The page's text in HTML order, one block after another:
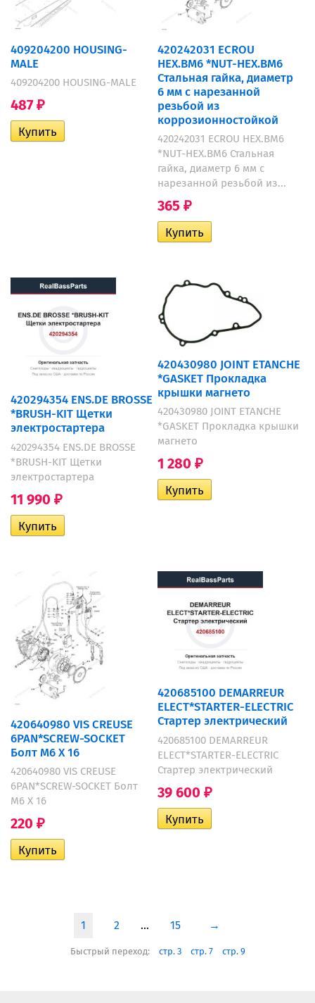
409204200 HOUSING-
MALE
409204200 HOUSING-MALE
487 ₽
420242031 ECROU
HEX.BM6 *NUT-HEX.BM6
Стальная гайка, диаметр
6 мм с нарезанной
резьбой из
коррозионностойкой
420242031 ECROU HEX.BM6
*NUT-HEX.BM6 Стальная
гайка, диаметр 6 мм с
нарезанной резьбой из...
365 ₽
420294354 ENS.DE BROSSE
*BRUSH-KIT Щетки
электростартера
420294354 ENS.DE BROSSE
*BRUSH-KIT Щетки
электростартера
11 990 ₽
420430980 JOINT ETANCHE
*GASKET Прокладка
крышки магнето
420430980 JOINT ETANCHE
*GASKET Прокладка крышки
магнето
1 280 ₽
420640980 VIS CREUSE
6PAN*SCREW-SOCKET
Болт M6 X 16
420640980 VIS CREUSE
6PAN*SCREW-SOCKET Болт
M6 X 16
220 ₽
420685100 DEMARREUR
ELECT*STARTER-ELECTRIC
Стартер электрический
420685100 DEMARREUR
ELECT*STARTER-ELECTRIC
Стартер электрический
39 600 ₽
1 2 ... 15 →
Быстрый переход: стр. 3 стр. 7 стр. 9